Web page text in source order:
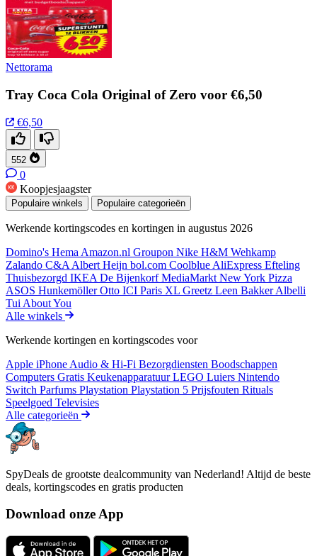
Nettorama
Tray Coca Cola Original of Zero voor €6,50
€6,50
552
0
Koopjesjaagster
Populaire winkels Populaire categorieën
Werkende kortingscodes en kortingen in augustus 2026
Domino's Hema Amazon.nl Groupon Nike H&M Wehkamp
Zalando C&A Albert Heijn bol.com Coolblue AliExpress Efteling
Thuisbezorgd IKEA De BijenkorfMediaMarkt New York Pizza
ASOS HunkemöllerOtto ICI Paris XL Greetz Leen BakkerAlbelli
Tui About You
Alle winkels
Werkende kortingen en kortingscodes voor
Apple iPhone Audio & Hi-Fi Bezorgdiensten Boodschappen
Computers Gratis KeukenapparatuurLEGO Luiers Nintendo
Switch Parfums Playstation Playstation 5 Prijsfouten Rituals
Speelgoed Televisies
Alle categorieën
SpyDeals de grootste dealcommunity van Nederland! Altijd de beste
deals, kortingscodes en gratis producten
Download onze App